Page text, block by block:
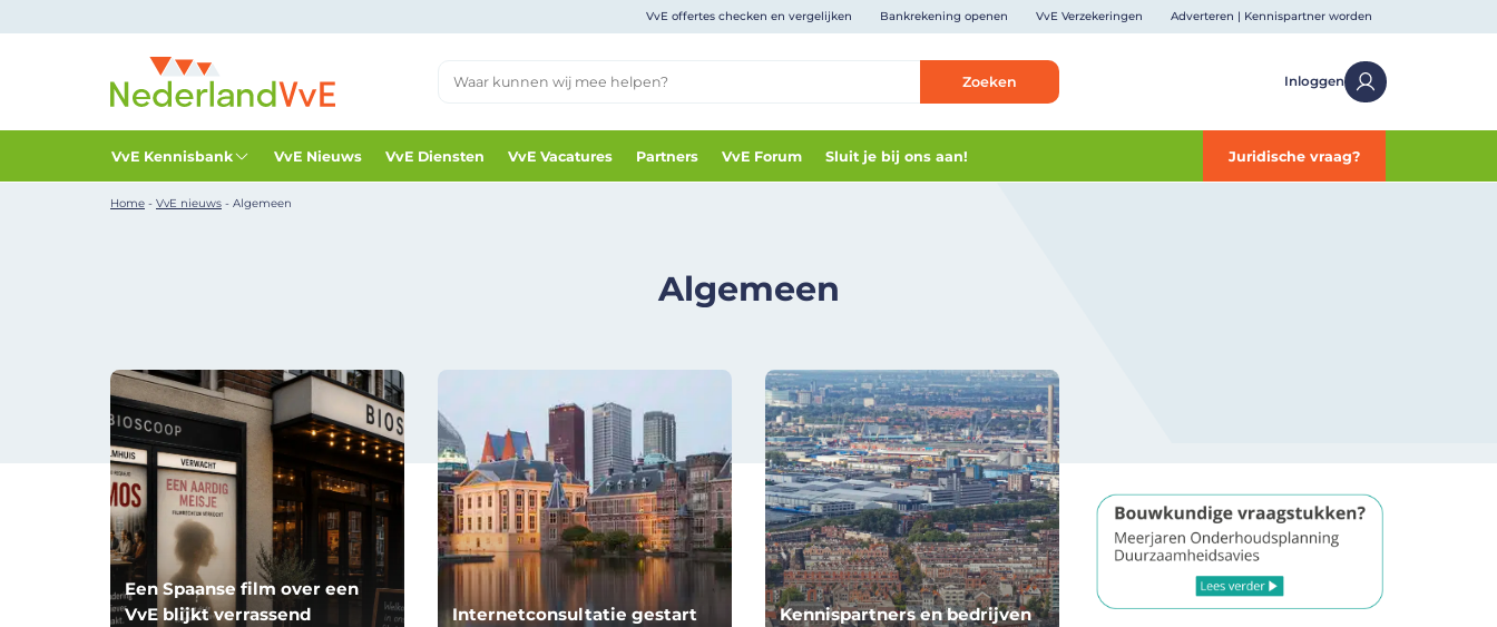
VvE offertes checken en vergelijken Bankrekening openen VvE Verzekeringen Adverteren | Kennispartner worden
Zoeken Inloggen
VvE Kennisbank VvE Nieuws VvE Diensten VvE Vacatures Partners VvE Forum Sluit je bij ons aan! Juridische vraag?
Home - VvE nieuws - Algemeen
Algemeen
Een Spaanse film over een
VvE blijkt verrassend
Internetconsultatie gestart
Kennispartners en bedrijven